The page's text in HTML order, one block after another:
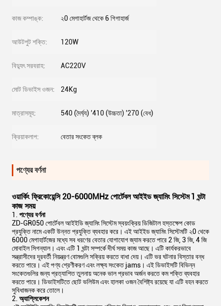
কাজ কম্পাঙ্ক: ২0 মেগাহার্টজ থেকে 6 গিগাহার্জ
আউটপুট শক্তি: 120W
বিদ্যুৎ সরবরাহ: AC220V
মোট ডিভাইস ওজন: 24Kg
মাত্রাসমূহ: 540 (দৈর্ঘ্য) '410 (উচ্চতা) '270 (বেধ)
ক্রিয়াকলাপ: বেতার সংকেত ব্লক
পণ্যের বর্ণনা
ওয়ার্কিং ফ্রিকোয়েন্সি 20-6000MHz পোর্টেবল আইইড জ্যামিং সিস্টেম 1 ঘন্টা
কাজ সময়
পণ্যের বর্ণনা
ZD-GR050 পোর্টেবল আইইডি জ্যামিং সিস্টেম স্বয়ংক্রিয় ডিজিটাল হস্তক্ষেপ কোড
প্রযুক্তি নামে একটি উন্নত প্রযুক্তি ব্যবহার করে। এই আইইড জ্যামিং সিস্টেমটি ২0 থেকে
6000 মেগাহার্টজের মধ্যে সব ধরণের বেতার যোগাযোগ জ্যাম করতে পারে 2 জি, 3 জি, 4 জি
মোবাইল সিগন্যাল। এবং এটি 1 ঘন্টা সম্পর্কে দীর্ঘ সময় কাজ আছে। এটি কার্যকরভাবে
সন্ত্রাসীদের দূরবর্তী নিয়ন্ত্রণ বোমগুলি সক্রিয় করতে বাধা দেয়। এটি ভর ঘটনার বিস্তার বন্ধ
করতে পারে। এই পণ্য শ্রেণীকরণ এবং লক্ষ্য সংকেত jams। এই ডিভাইসটি বিভিন্ন
সংকেতগুলির জন্য প্রত্যাশিত তুলনায় অনেক ভাল প্রভাব অর্জন করতে কম শক্তি ব্যবহার
করতে পারে। ডিভাইসটিতে ছোট ভলিউম এবং হালকা ওজন বৈশিষ্ট্য রয়েছে যা এটি বহন করতে
সুবিধাজনক করে তোলে।
2. অ্যাপ্লিকেশন